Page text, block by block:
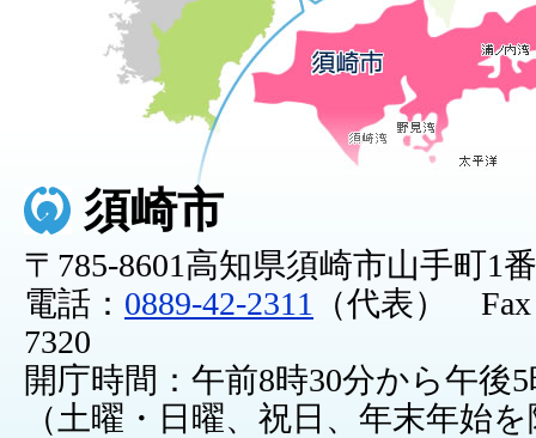
須崎市
〒785-8601高知県須崎市山手町1
電話： 0889-42-2311
（代表） Fax
7320
開庁時間：午前8時30分から午後
（土曜・日曜、祝日、年末年始